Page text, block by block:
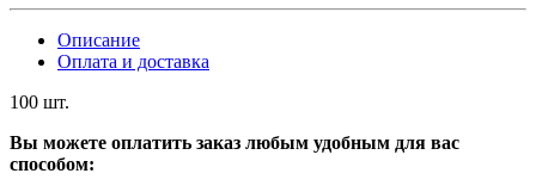
Описание
Оплата и доставка
100 шт.
Вы можете оплатить заказ любым удобным для вас
способом: